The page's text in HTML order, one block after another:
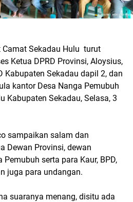
Camat Sekadau Hulu turut
Ketua DPRD Provinsi, Aloysius,
Kabupaten Sekadau dapil 2, dan
kantor Desa Nanga Pemubuh
Kabupaten Sekadau, Selasa, 3
sampaikan salam dan
Dewan Provinsi, dewan
Pemubuh serta para Kaur, BPD,
juga para undangan.
suaranya menang, disitu ada